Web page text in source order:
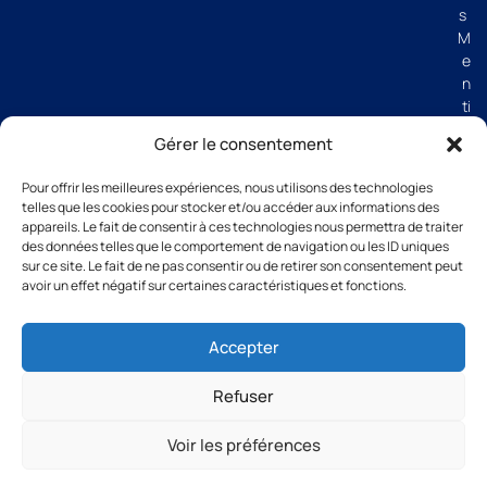
Gérer le consentement
Pour offrir les meilleures expériences, nous utilisons des technologies
telles que les cookies pour stocker et/ou accéder aux informations des
appareils. Le fait de consentir à ces technologies nous permettra de traiter
des données telles que le comportement de navigation ou les ID uniques
sur ce site. Le fait de ne pas consentir ou de retirer son consentement peut
avoir un effet négatif sur certaines caractéristiques et fonctions.
Accepter
Refuser
Voir les préférences
s
M
e
n
ti
g
e
G